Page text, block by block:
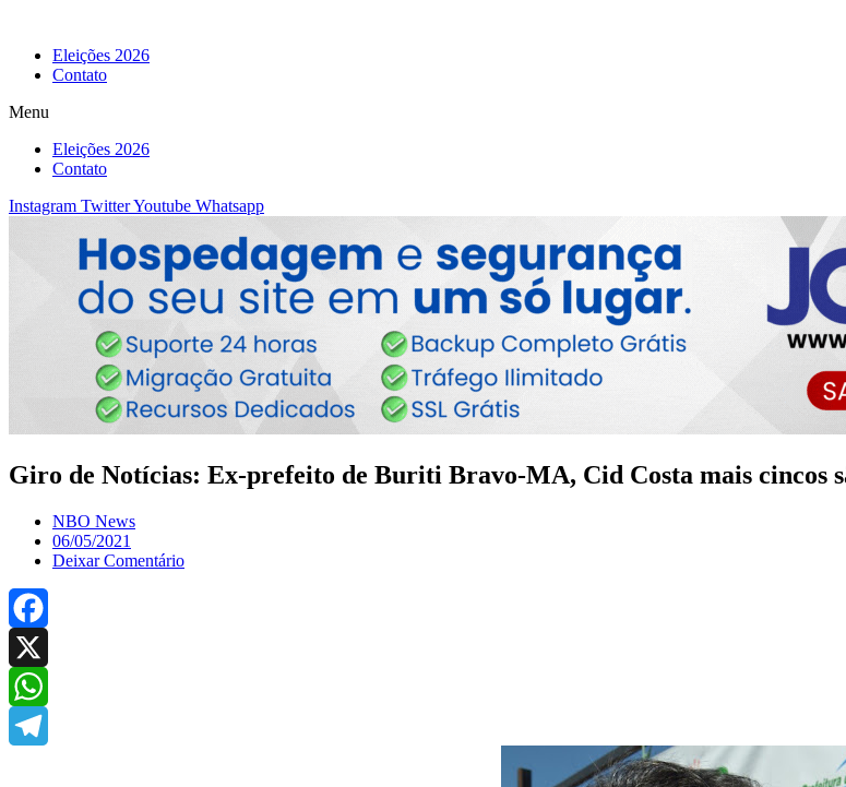
Eleições 2026
Contato
Menu
Eleições 2026
Contato
Instagram TwitterYoutube Whatsapp
Giro de Notícias: Ex-prefeito de Buriti Bravo-MA, Cid Costa mais cincos
NBO News
06/05/2021
Deixar Comentário
Facebook
X
WhatsApp